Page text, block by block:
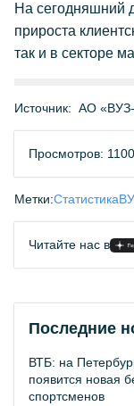
На сегодняшний
прироста
так и в секторе
Источник: АО
Просмотров: 1100
Метки:Статистика
Читайте нас в
Последние
ВТБ: на
появится новая
спортсменов